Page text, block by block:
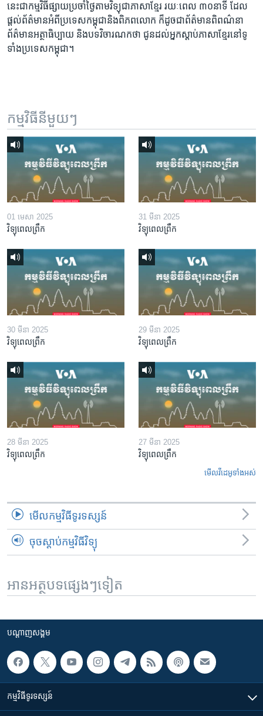
កាន់​
ទំព័រ​
ស្វែង​
រក
ភាសា
នេះជា​កម្ម​វិធីផ្សាយ​ប្រចាំថ្ងៃ​តាម​វិទ្យុ​ជា​ភាសា​ខ្មែរ​ រយៈ​ពេល​ ៣០​​នាទី ដែល​
ផ្តល់​ព័ត៌មាន​អំពី​ប្រទេស​កម្ពុជា​និង​ពិភព​លោក​ ក៏ដូច​​ជា​ព័ត៌មាន​ពិពណ៌នា​
ព័ត៌មាន​អត្ថា​ធិប្បាយ​ និង​បទ​​វិចារណកថា​ ជូន​ដល់​អ្នក​ស្តាប់​ភាសា​ខ្មែរ​នៅ​ទូ
ទាំង​ប្រទេស​កម្ពុជា។
កម្មវិធី​នីមួយៗ
01 មេសា 2025
វិទ្យុពេលព្រឹក
31 មីនា 2025
វិទ្យុពេលព្រឹក
30 មីនា 2025
វិទ្យុពេលព្រឹក
29 មីនា 2025
វិទ្យុពេលព្រឹក
28 មីនា 2025
វិទ្យុពេលព្រឹក
27 មីនា 2025
វិទ្យុពេលព្រឹក
មើល​វីដេអូ​ទាំង​អស់
មើល​កម្មវិធី​ទូរទស្សន៍
ចុចស្តាប់កម្មវិធីវិទ្យុ
អានអត្ថបទផ្សេងៗទៀត
បណ្តាញ​សង្គម
កម្មវិធី​ទូរទស្សន៍